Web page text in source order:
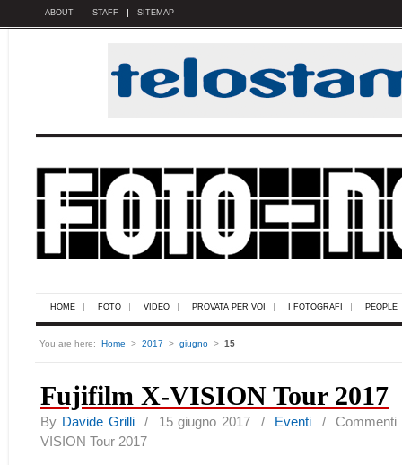
ABOUT STAFF SITEMAP
HOME FOTO VIDEO PROVATA PER VOI I FOTOGRAFI PEOPLE
You are here: Home > 2017 > giugno > 15
Fujifilm X-VISION Tour 2017
By Davide Grilli/ 15 giugno 2017 / Eventi / Commenti
VISION Tour 2017